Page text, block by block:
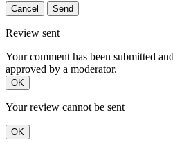
Cancel Send
Review sent
Your comment has been submitted
approved by a moderator.
OK
Your review cannot be sent
OK